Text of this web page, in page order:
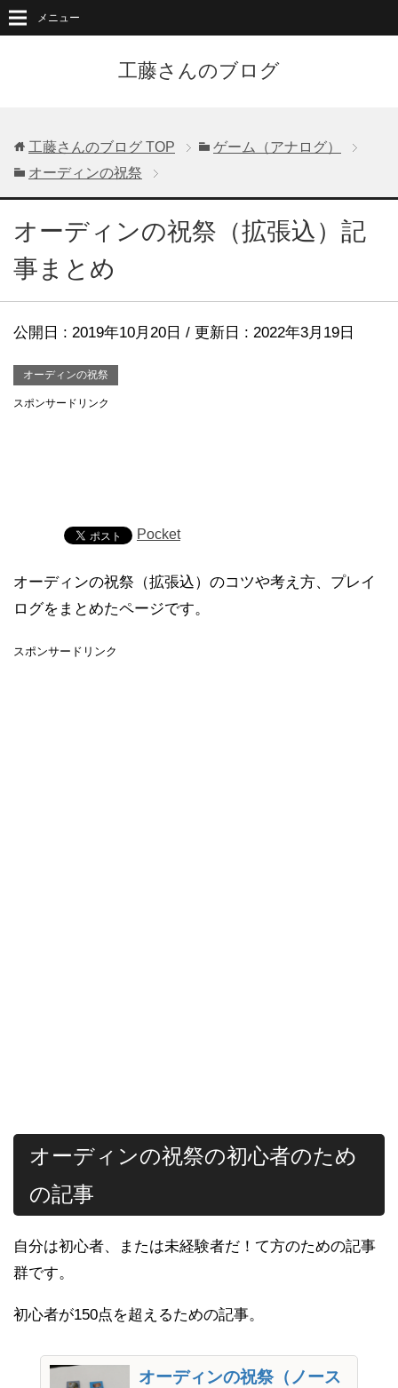
工藤さんのブログ
メニュー
工藤さんのブログ TOP
ゲーム（アナログ）
オーディンの祝祭
オーディンの祝祭（拡張込）記
事まとめ
公開日 : 2019年10月20日 / 更新日 : 2022年3月19日
オーディンの祝祭
スポンサードリンク
Pocket
オーディンの祝祭（拡張込）のコツや考え方、プレイ
ログをまとめたページです。
スポンサードリンク
オーディンの祝祭の初心者のため
の記事
自分は初心者、または未経験者だ！て方のための記事
群です。
初心者が150点を超えるための記事。
オーディンの祝祭（ノース